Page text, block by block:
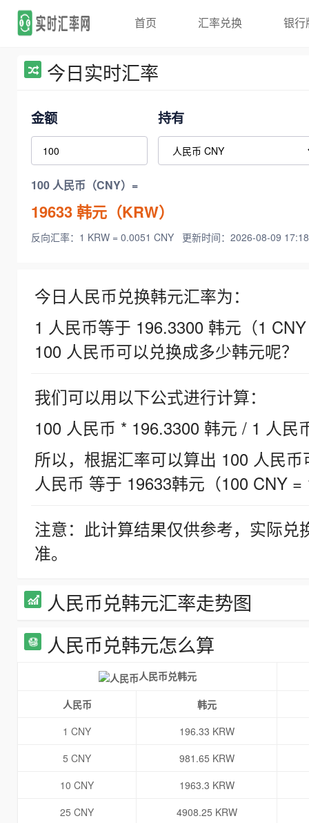
首页 汇率兑换 银行
今日实时汇率
金额 持有
100 人民币（CNY）=
19633韩元（KRW）
反向汇率：1 KRW = 0.0051 CNY 更新时间：2026-08-09
今日人民币兑换韩元汇率为：
1 人民币等于 196.3300 韩元（1
100 人民币可以兑换成多少韩元呢？
我们可以用以下公式进行计算：
100 人民币 * 196.3300 韩元 / 1 人民
所以，根据汇率可以算出 100 人民
人民币 等于 19633韩元（100 CNY =
注意：此计算结果仅供参考，实际
准。
人民币兑韩元汇率走势图
人民币兑韩元怎么算
人民币兑韩元
人民币
韩元
1 CNY
196.33 KRW
5 CNY
981.65 KRW
10 CNY
1963.3 KRW
25 CNY
4908.25 KRW